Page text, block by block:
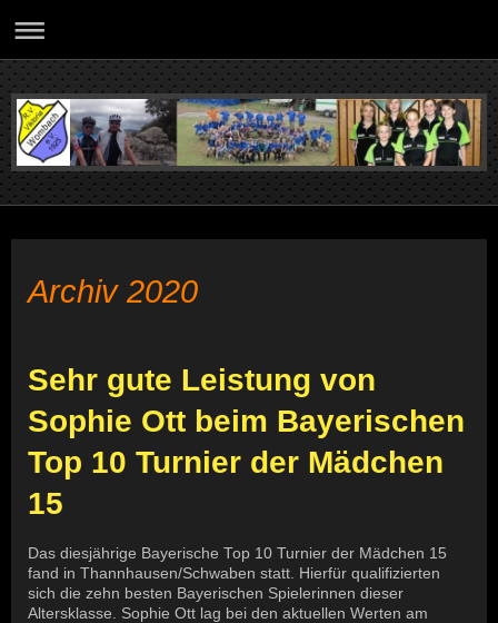
Archiv 2020
Sehr gute Leistung von
Sophie Ott beim Bayerischen
Top 10 Turnier der Mädchen
15
Das diesjährige Bayerische Top 10 Turnier der Mädchen 15
fand in Thannhausen/Schwaben statt. Hierfür qualifizierten
sich die zehn besten Bayerischen Spielerinnen dieser
Altersklasse. Sophie Ott lag bei den aktuellen Werten am